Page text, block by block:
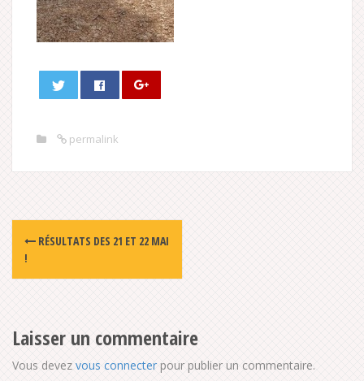
permalink
Post
navigation
RÉSULTATS DES 21 ET 22 MAI
!
Laisser un commentaire
Vous devez vous connecter pour publier un commentaire.